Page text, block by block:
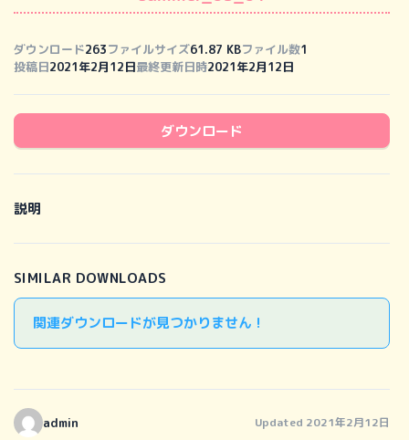
ダウンロード263ファイルサイズ61.87 KBファイル数1
投稿日2021年2月12日最終更新日時2021年2月12日
ダウンロード
説明
SIMILAR DOWNLOADS
関連ダウンロードが見つかりません !
admin Updated 2021年2月12日